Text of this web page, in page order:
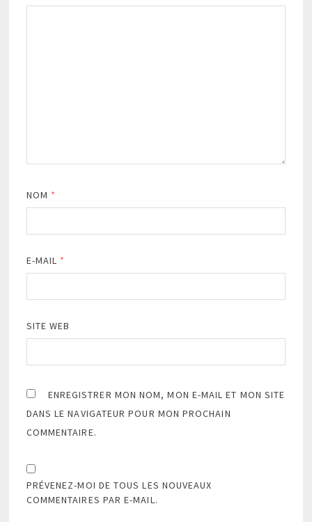
NOM *
E-MAIL *
SITE WEB
ENREGISTRER MON NOM, MON E-MAIL ET MON SITE
DANS LE NAVIGATEUR POUR MON PROCHAIN
COMMENTAIRE.
PRÉVENEZ-MOI DE TOUS LES NOUVEAUX
COMMENTAIRES PAR E-MAIL.